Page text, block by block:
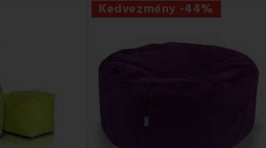
Kedvezmény -44%